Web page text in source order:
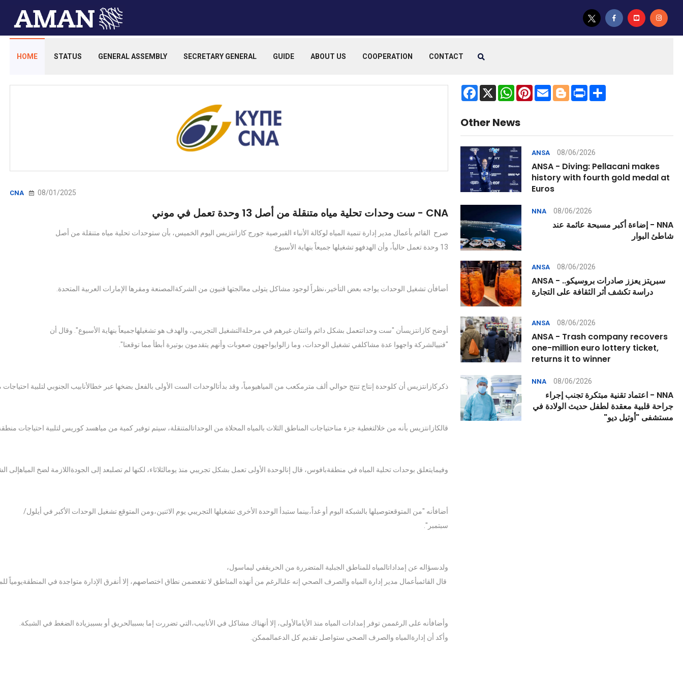
HOME STATUS GENERAL ASSEMBLY SECRETARY GENERAL GUIDE ABOUT US COOPERATION CONTACT
CNA 08/01/2025
CNA - ست وحدات تحلية مياه متنقلة من أصل 13 وحدة تعمل في موني
صرح القائم بأعمال مدير إدارة تنمية المياه لوكالة الأنباء القبرصية جورج كازانتزيس اليوم الخميس، بأن ستوحدات تحلية مياه متنقلة من أصل
13 وحدة تعمل حالياً، وأن الهدفهو تشغيلها جميعاً بنهاية الأسبوع.
أضافأن تشغيل الوحدات يواجه بعض التأخير،نظراً لوجود مشاكل يتولى معالجتها فنيون من الشركةالمصنعة ومقرها الإمارات العربية المتحدة.
أوضح كازانتزيسأن "ست وحداتتعمل بشكل دائم واثنتان غيرهم في مرحلةالتشغيل التجريبي، والهدف هو تشغيلهاجميعاً بنهاية الأسبوع". وقال أن
"فنييالشركة واجهوا عدة مشاكلفي تشغيل الوحدات، وما زالوايواجهون صعوبات وأنهم يتقدمون بوتيرة أبطأ مما توقعنا".
ذكركازانتزيس أن كلوحدة إنتاج تنتج حوالي ألف مترمكعب من المياهيومياً، وقد بدأتالوحدات الست الأولى بالفعل بضخها عبر خطالأنابيب الجنوبي لتلبية احتياجات
قالكازانتزيس بأنه من خلالتغطية جزء مناحتياجات المناطق الثلاث بالمياه المحلاة من الوحداتالمتنقلة، سيتم توفير كمية من مياهسد كوريس لتلبية احتياجات
وفيمايتعلق بوحدات تحلية المياه في منطقةبافوس، قال إنالوحدة الأولى تعمل بشكل تجريبي منذ يومالثلاثاء، لكنها لم تصلبعد إلى الجودةاللازمة لضخ المياهإلى
أضافأنه "من المتوقعتوصيلها بالشبكة اليوم أو غداً،بينما ستبدأ الوحدة الأخرى تشغيلها التجريبي يوم الاثنين،ومن المتوقع تشغيل الوحدات الأكبر في أيلول/
سبتمبر".
ولدىسؤاله عن إمداداتالمياه للمناطق الجبلية المتضررة من الحريقفي ليماسول،
قال القائمبأعمال مدير إدارة المياه والصرف الصحي إنه علىالرغم من أنهذه المناطق لا تقعضمن نطاق اختصاصهم، إلا أنفرق الإدارة متواجدة في
وأضافأنه على الرغممن توفر إمدادات المياه منذ الأيامالأولى، إلا أنهناك مشاكل في الأنابيب،التي تضررت إما بسببالحريق أو بسببزيادة الضغط في الشبكة.
وأكد أن إدارةالمياه والصرف الصحي ستواصل تقديم كل الدعمالممكن.
Facebook
X WhatsApp
Pinterest
EmailBlogger
Print Share
Other News
ANSA 08/06/2026
ANSA - Diving: Pellacani makes
history with fourth gold medal at
Euros
NNA 08/06/2026
NNA - إضاءة أكبر مسبحة عائمة عند
شاطئ البوار
ANSA 08/06/2026
ANSA - سبريتز يعزز صادرات بروسيكو..
دراسة تكشف أثر الثقافة على التجارة
ANSA 08/06/2026
ANSA - Trash company recovers
one-million euro lottery ticket,
returns it to winner
NNA 08/06/2026
NNA - اعتماد تقنية مبتكرة تجنب إجراء
جراحة قلبية معقدة لطفل حديث الولادة في
مستشفى "أوتيل ديو"